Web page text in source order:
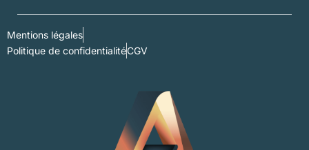
Mentions légales
Politique de confidentialitéCGV